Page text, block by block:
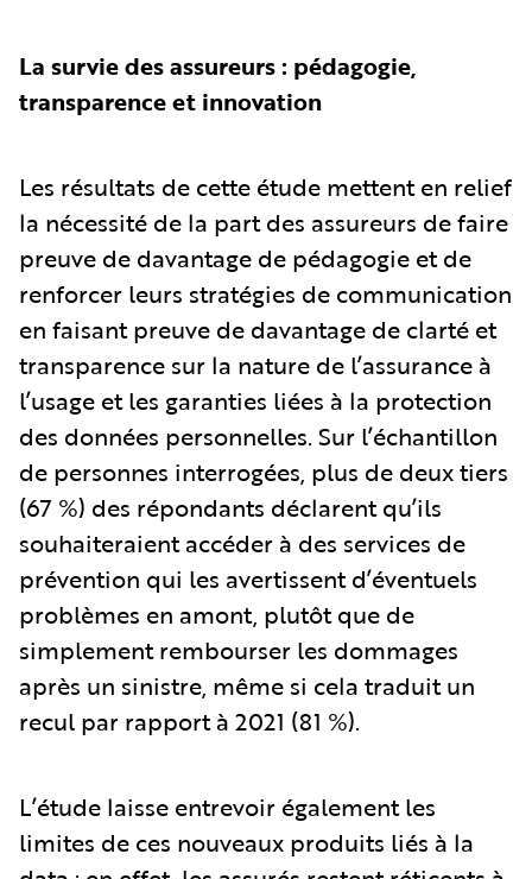
La survie des assureurs : pédagogie,
transparence et innovation
Les résultats de cette étude mettent en relief
la nécessité de la part des assureurs de faire
preuve de davantage de pédagogie et de
renforcer leurs stratégies de communication
en faisant preuve de davantage de clarté et
transparence sur la nature de l’assurance à
l’usage et les garanties liées à la protection
des données personnelles. Sur l’échantillon
de personnes interrogées, plus de deux tiers
(67 %) des répondants déclarent qu’ils
souhaiteraient accéder à des services de
prévention qui les avertissent d’éventuels
problèmes en amont, plutôt que de
simplement rembourser les dommages
après un sinistre, même si cela traduit un
recul par rapport à 2021 (81 %).
L’étude laisse entrevoir également les
limites de ces nouveaux produits liés à la